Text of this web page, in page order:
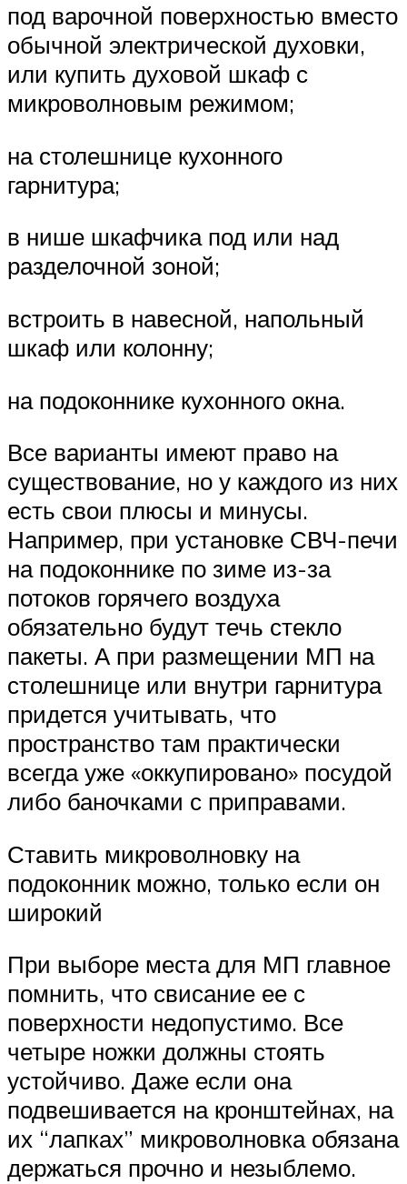
под варочной поверхностью вместо
обычной электрической духовки,
или купить духовой шкаф с
микроволновым режимом;
на столешнице кухонного
гарнитура;
в нише шкафчика под или над
разделочной зоной;
встроить в навесной, напольный
шкаф или колонну;
на подоконнике кухонного окна.
Все варианты имеют право на
существование, но у каждого из них
есть свои плюсы и минусы.
Например, при установке СВЧ-печи
на подоконнике по зиме из-за
потоков горячего воздуха
обязательно будут течь стекло
пакеты. А при размещении МП на
столешнице или внутри гарнитура
придется учитывать, что
пространство там практически
всегда уже «оккупировано» посудой
либо баночками с приправами.
Ставить микроволновку на
подоконник можно, только если он
широкий
При выборе места для МП главное
помнить, что свисание ее с
поверхности недопустимо. Все
четыре ножки должны стоять
устойчиво. Даже если она
подвешивается на кронштейнах, на
их “лапках” микроволновка обязана
держаться прочно и незыблемо.